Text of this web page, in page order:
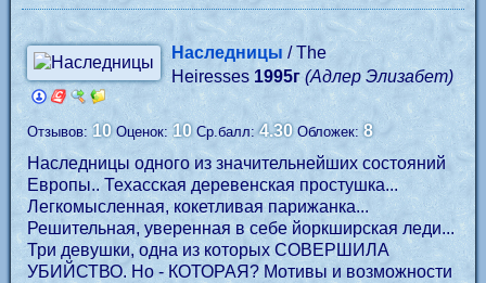
Наследницы / The
Heiresses 1995г (Адлер Элизабет)
Отзывов: 10 Оценок: 10 Ср.балл:4.30 Обложек: 8
Наследницы одного из значительнейших состояний
Европы.. Техасская деревенская простушка...
Легкомысленная, кокетливая парижанка...
Решительная, уверенная в себе йоркширская леди...
Три девушки, одна из которых СОВЕРШИЛА
УБИЙСТВО. Но - КОТОРАЯ? Мотивы и возможности